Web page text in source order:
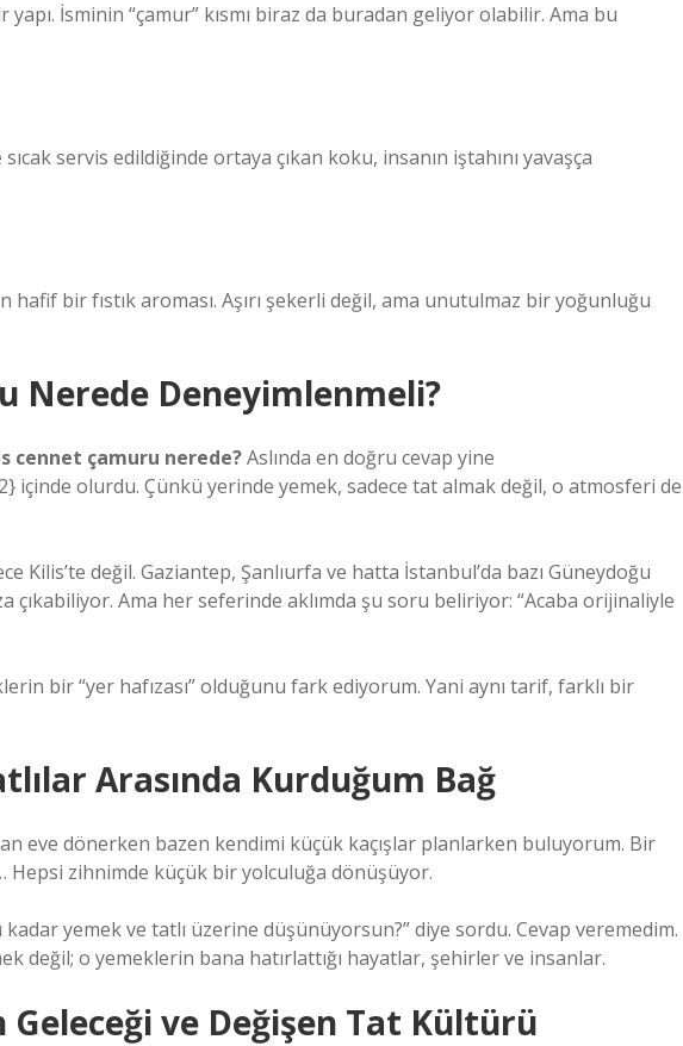
yapı. İsminin “çamur” kısmı biraz da buradan geliyor olabilir. Ama bu
sıcak servis edildiğinde ortaya çıkan koku, insanın iştahını yavaşça
hafif bir fıstık aroması. Aşırı şekerli değil, ama unutulmaz bir yoğunluğu
Nerede Deneyimlenmeli?
cennet çamuru nerede?Aslında en doğru cevap yine
içinde olurdu. Çünkü yerinde yemek, sadece tat almak değil, o atmosferi de
Kilis’te değil. Gaziantep, Şanlıurfa ve hatta İstanbul’da bazı Güneydoğu
çıkabiliyor. Ama her seferinde aklımda şu soru beliriyor: “Acaba orijinaliyle
bir “yer hafızası” olduğunu fark ediyorum. Yani aynı tarif, farklı bir
Arasında Kurduğum Bağ
eve dönerken bazen kendimi küçük kaçışlar planlarken buluyorum. Bir
zihnimde küçük bir yolculuğa dönüşüyor.
yemek ve tatlı üzerine düşünüyorsun?” diye sordu. Cevap veremedim.
değil; o yemeklerin bana hatırlattığı hayatlar, şehirler ve insanlar.
ve Değişen Tat Kültürü